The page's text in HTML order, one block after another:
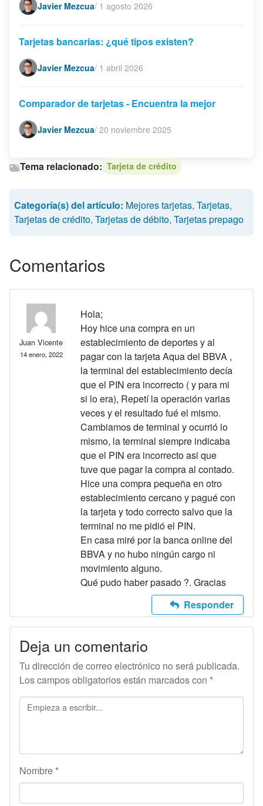
Javier Mezcua/ 1 agosto 2026
Tarjetas bancarias: ¿qué tipos existen?
Javier Mezcua/ 1 abril 2026
Comparador de tarjetas - Encuentra la mejor
Javier Mezcua/ 20 noviembre 2025
Tema relacionado: Tarjeta de crédito
Categoría(s) del artículo: Mejores tarjetas, Tarjetas,
Tarjetas de crédito, Tarjetas de débito, Tarjetas prepago
Comentarios
Juan Vicente
14 enero, 2022
Hola;
Hoy hice una compra en un
establecimiento de deportes y al
pagar con la tarjeta Aqua del BBVA ,
la terminal del establecimiento decía
que el PIN era incorrecto ( y para mi
si lo era), Repetí la operación varias
veces y el resultado fué el mismo.
Cambiamos de terminal y ocurrió lo
mismo, la terminal siempre indicaba
que el PIN era incorrecto asi que
tuve que pagar la compra al contado.
Hice una compra pequeña en otro
establecimiento cercano y pagué con
la tarjeta y todo correcto salvo que la
terminal no me pidió el PIN.
En casa miré por la banca online del
BBVA y no hubo ningún cargo ni
movimiento alguno.
Qué pudo haber pasado ?. Gracias
Responder
Deja un comentario
Tu dirección de correo electrónico no será publicada.
Los campos obligatorios están marcados con *
Nombre *